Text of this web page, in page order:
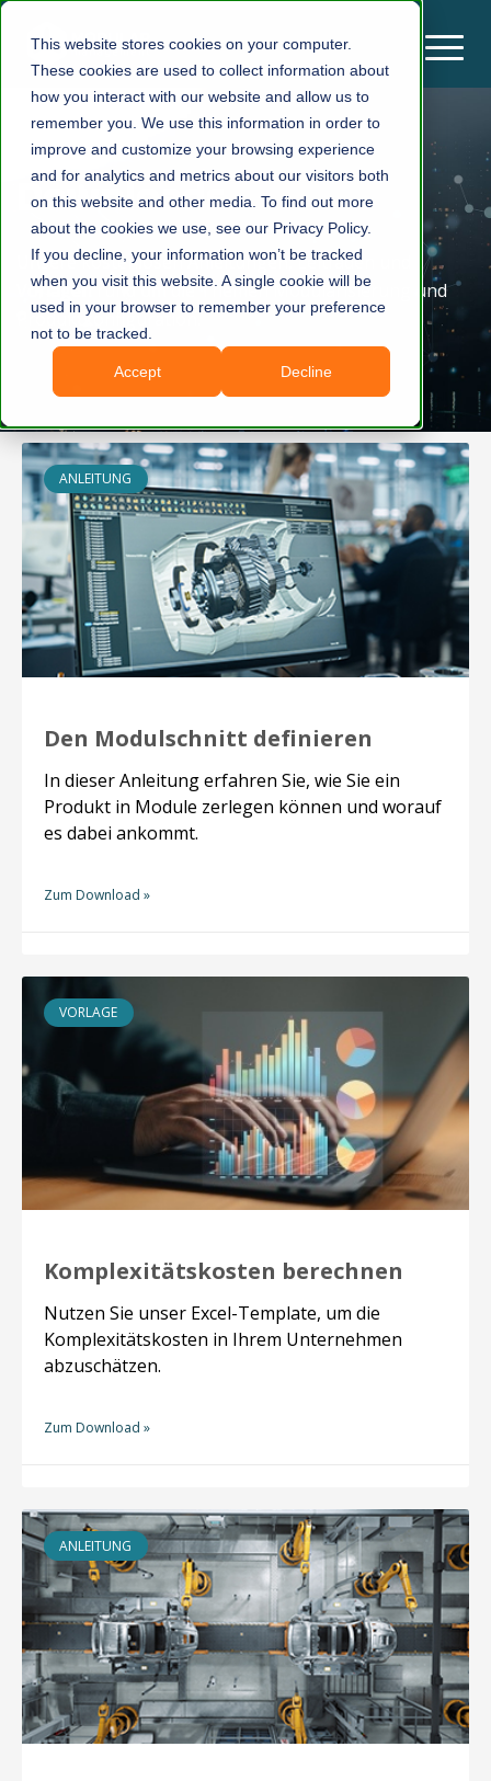
This website stores cookies on your computer.
These cookies are used to collect information about
how you interact with our website and allow us to
remember you. We use this information in order to
improve and customize your browsing experience
and for analytics and metrics about our visitors both
on this website and other media. To find out more
about the cookies we use, see our Privacy Policy.
If you decline, your information won’t be tracked
when you visit this website. A single cookie will be
used in your browser to remember your preference
not to be tracked.
Accept Decline
Downloads
Unsere kostenlosen Anleitungen, Leitfäden und
Vorlagen rund um die Themen Modularisierung und
Produktkonfiguration.
ANLEITUNG
Den Modulschnitt definieren
In dieser Anleitung erfahren Sie, wie Sie ein
Produkt in Module zerlegen können und worauf
es dabei ankommt.
Zum Download »
VORLAGE
Komplexitätskosten berechnen
Nutzen Sie unser Excel-Template, um die
Komplexitätskosten in Ihrem Unternehmen
abzuschätzen.
Zum Download »
ANLEITUNG